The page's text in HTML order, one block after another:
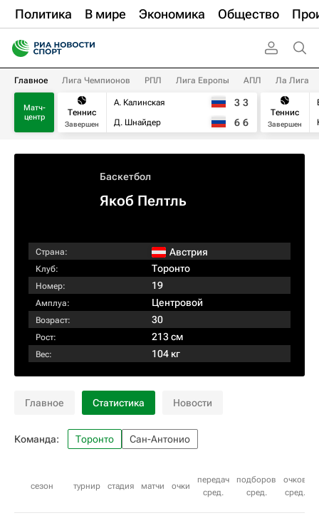
Политика В мире Экономика Общество
Главное Лига Чемпионов РПЛ Лига Европы АПЛ Ла Лига
Матч-
центр
Теннис
Завершен
А. Калинская
Д. Шнайдер
3 3
6 6
Теннис
Завершен
Баскетбол
Якоб Пелтль
Страна: Австрия
Клуб: Торонто
Номер: 19
Амплуа: Центровой
Возраст: 30
Рост: 213 см
Вес: 104 кг
Главное Статистика Новости
Команда: Торонто Сан-Антонио
сезон турнир стадия матчи очки
передач
сред.
подборов
сред.
очков
сред.